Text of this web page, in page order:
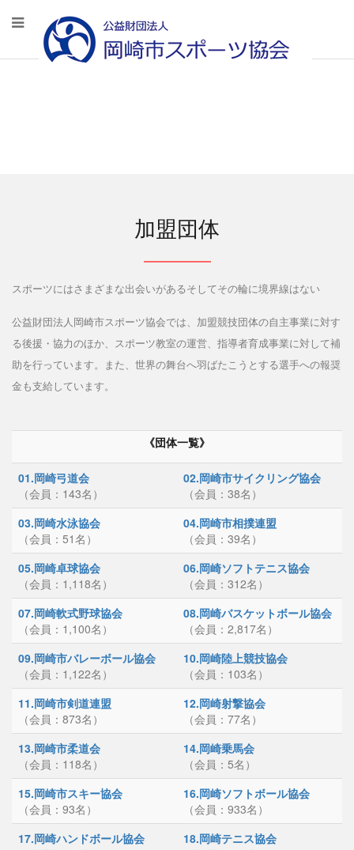
加盟団体
スポーツにはさまざまな出会いがあるそしてその輪に境界線はない
公益財団法人岡崎市スポーツ協会では、加盟競技団体の自主事業に対す
る後援・協力のほか、スポーツ教室の運営、指導者育成事業に対して補
助を行っています。また、世界の舞台へ羽ばたこうとする選手への報奨
金も支給しています。
《団体一覧》
01.岡崎弓道会
（会員：143名）
02.岡崎市サイクリング協会
（会員：38名）
03.岡崎水泳協会
（会員：51名）
04.岡崎市相撲連盟
（会員：39名）
05.岡崎卓球協会
（会員：1,118名）
06.岡崎ソフトテニス協会
（会員：312名）
07.岡崎軟式野球協会
（会員：1,100名）
08.岡崎バスケットボール協会
（会員：2,817名）
09.岡崎市バレーボール協会
（会員：1,122名）
10.岡崎陸上競技協会
（会員：103名）
11.岡崎市剣道連盟
（会員：873名）
12.岡崎射撃協会
（会員：77名）
13.岡崎市柔道会
（会員：118名）
14.岡崎乗馬会
（会員：5名）
15.岡崎市スキー協会
（会員：93名）
16.岡崎ソフトボール協会
（会員：933名）
17.岡崎ハンドボール協会
18.岡崎テニス協会